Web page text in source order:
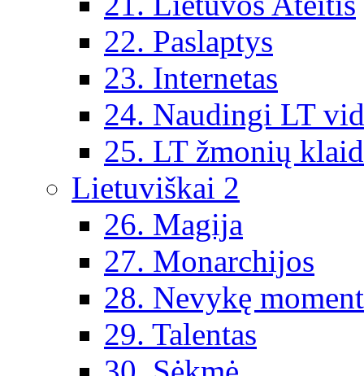
22. Paslaptys
23. Internetas
24. Naudingi LT
25. LT žmonių
Lietuviškai 2
26. Magija
27. Monarchijos
28. Nevykę
29. Talentas